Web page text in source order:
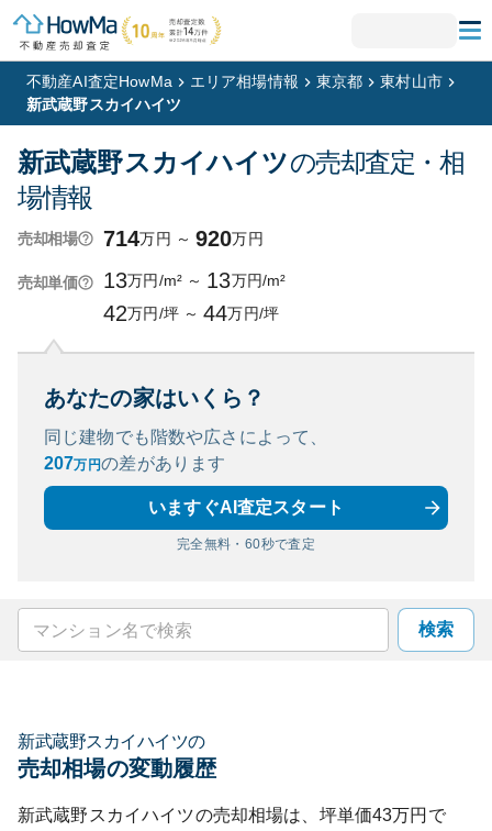
不動産AI査定HowMa エリア相場情報 東京都
東村山市
新武蔵野スカイハイツ
新武蔵野スカイハイツの売却査定・相
場情報
売却相場 714万円 ～ 920万円
売却単価 13万円/m² ～ 13万円/m²
42万円/坪 ～ 44万円/坪
あなたの家はいくら？
同じ建物でも階数や広さによって、
207万円の差があります
いますぐAI査定スタート
完全無料・60秒で査定
検索
新武蔵野スカイハイツの
売却相場の変動履歴
新武蔵野スカイハイツの売却相場は、坪単価43万円で